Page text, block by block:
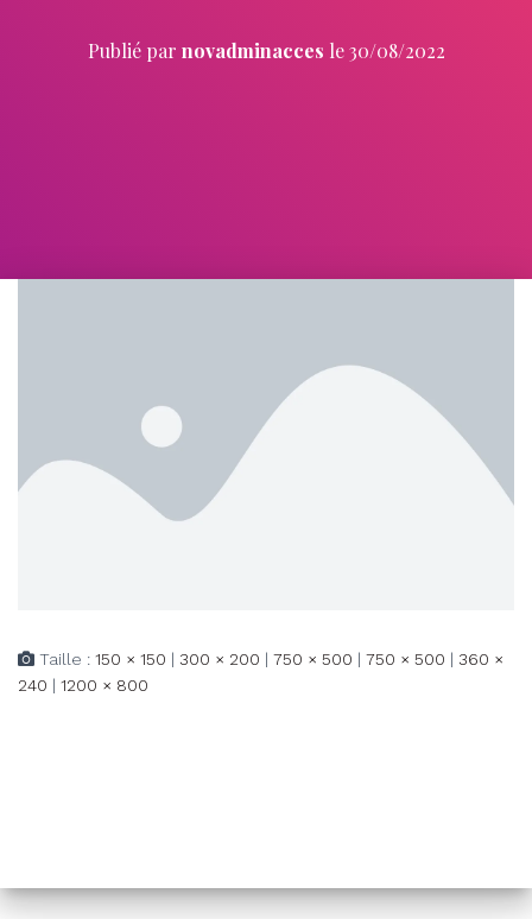
Publié par novadminacces le30/08/2022
Taille : 150 × 150 | 300 × 200 | 750 × 500 | 750 × 500 | 360 ×
240 | 1200 × 800